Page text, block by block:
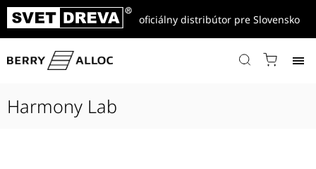
oficiálny distribútor pre Slovensko
Domov / Harmony Lab
Harmony Lab